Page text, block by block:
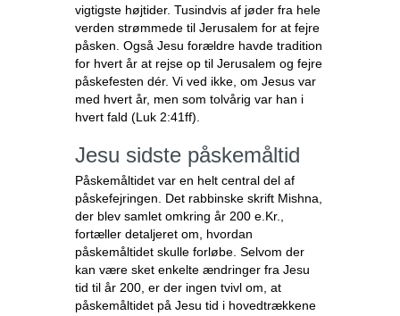
vigtigste højtider. Tusindvis af jøder fra hele
verden strømmede til Jerusalem for at fejre
påsken. Også Jesu forældre havde tradition
for hvert år at rejse op til Jerusalem og fejre
påskefesten dér. Vi ved ikke, om Jesus var
med hvert år, men som tolvårig var han i
hvert fald (Luk 2:41ff).
Jesu sidste påskemåltid
Påskemåltidet var en helt central del af
påskefejringen. Det rabbinske skrift Mishna,
der blev samlet omkring år 200 e.Kr.,
fortæller detaljeret om, hvordan
påskemåltidet skulle forløbe. Selvom der
kan være sket enkelte ændringer fra Jesu
tid til år 200, er der ingen tvivl om, at
påskemåltidet på Jesu tid i hovedtrækkene